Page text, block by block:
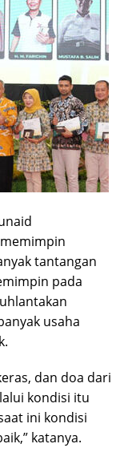
tantangan
pada
usaha
dan doa dari
kondisi itu
ini kondisi
katanya.